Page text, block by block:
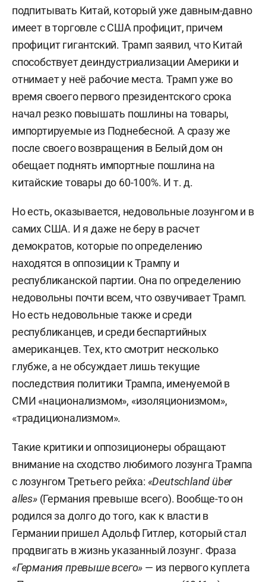
подпитывать Китай, который уже давным-давно
имеет в торговле с США профицит, причем
профицит гигантский. Трамп заявил, что Китай
способствует деиндустриализации Америки и
отнимает у неё рабочие места. Трамп уже во
время своего первого президентского срока
начал резко повышать пошлины на товары,
импортируемые из Поднебесной. А сразу же
после своего возвращения в Белый дом он
обещает поднять импортные пошлина на
китайские товары до 60-100%. И т. д.
Но есть, оказывается, недовольные лозунгом и в
самих США. И я даже не беру в расчет
демократов, которые по определению
находятся в оппозиции к Трампу и
республиканской партии. Она по определению
недовольны почти всем, что озвучивает Трамп.
Но есть недовольные также и среди
республиканцев, и среди беспартийных
американцев. Тех, кто смотрит несколько
глубже, а не обсуждает лишь текущие
последствия политики Трампа, именуемой в
СМИ «национализмом», «изоляционизмом»,
«традиционализмом».
Такие критики и оппозиционеры обращают
внимание на сходство любимого лозунга Трампа
с лозунгом Третьего рейха: «Deutschland über
alles»(Германия превыше всего). Вообще-то он
родился за долго до того, как к власти в
Германии пришел Адольф Гитлер, который стал
продвигать в жизнь указанный лозунг. Фраза
«Германия превыше всего» — из первого куплета